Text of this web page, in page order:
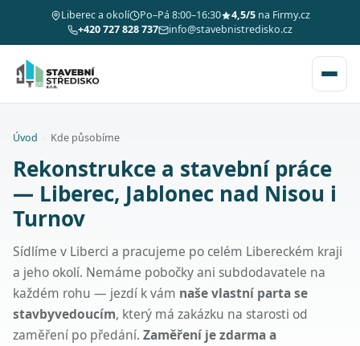
Liberec a okolí Po–Pá 8:00–16:30 4,5/5na Firmy.cz
+420 727 828 737
info@stavebnistredisko.cz
Úvod Kde působíme
Rekonstrukce a stavební práce
— Liberec, Jablonec nad Nisou i
Turnov
Sídlíme v Liberci a pracujeme po celém Libereckém kraji
a jeho okolí. Nemáme pobočky ani subdodavatele na
každém rohu — jezdí k vám naše vlastní parta se
stavbyvedoucím, který má zakázku na starosti od
zaměření po předání. Zaměření je zdarma a